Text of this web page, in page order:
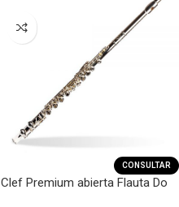
CONSULTAR
Clef Premium abierta Flauta Do